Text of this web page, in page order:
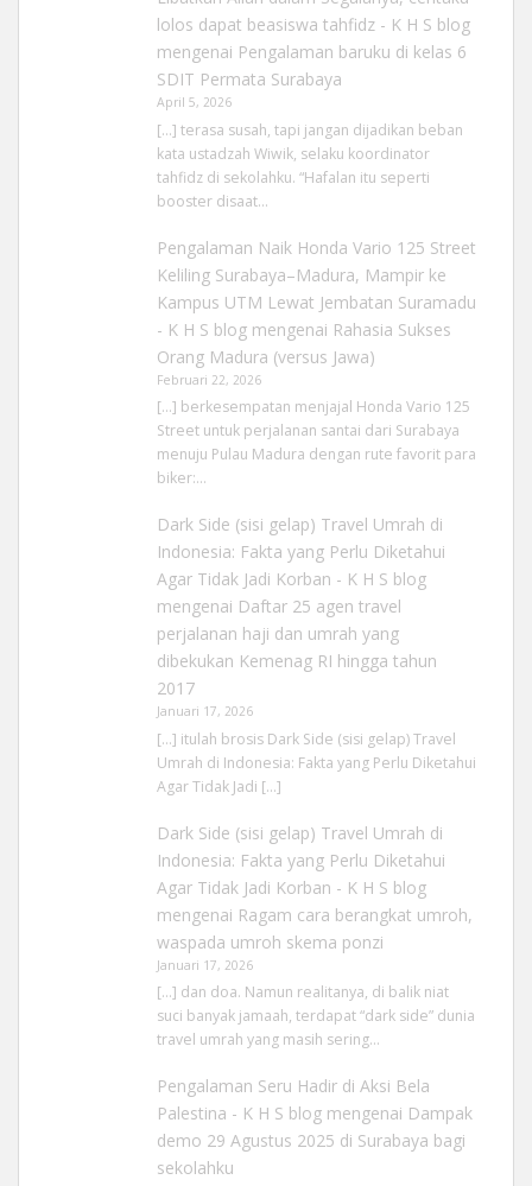
lolos dapat beasiswa tahfidz - K H S blog
mengenai Pengalaman baruku di kelas 6
SDIT Permata Surabaya
April 5, 2026
[…] terasa susah, tapi jangan dijadikan beban
kata ustadzah Wiwik, selaku koordinator
tahfidz di sekolahku. “Hafalan itu seperti
booster disaat…
Pengalaman Naik Honda Vario 125 Street
Keliling Surabaya–Madura, Mampir ke
Kampus UTM Lewat Jembatan Suramadu
- K H S blogmengenai Rahasia Sukses
Orang Madura (versus Jawa)
Februari 22, 2026
[…] berkesempatan menjajal Honda Vario 125
Street untuk perjalanan santai dari Surabaya
menuju Pulau Madura dengan rute favorit para
biker:…
Dark Side (sisi gelap) Travel Umrah di
Indonesia: Fakta yang Perlu Diketahui
Agar Tidak Jadi Korban - K H S blog
mengenai Daftar 25 agen travel
perjalanan haji dan umrah yang
dibekukan Kemenag RI hingga tahun
2017
Januari 17, 2026
[…] itulah brosis Dark Side (sisi gelap) Travel
Umrah di Indonesia: Fakta yang Perlu Diketahui
Agar Tidak Jadi […]
Dark Side (sisi gelap) Travel Umrah di
Indonesia: Fakta yang Perlu Diketahui
Agar Tidak Jadi Korban - K H S blog
mengenai Ragam cara berangkat umroh,
waspada umroh skema ponzi
Januari 17, 2026
[…] dan doa. Namun realitanya, di balik niat
suci banyak jamaah, terdapat “dark side” dunia
travel umrah yang masih sering…
Pengalaman Seru Hadir di Aksi Bela
Palestina - K H S blogmengenai Dampak
demo 29 Agustus 2025 di Surabaya bagi
sekolahku